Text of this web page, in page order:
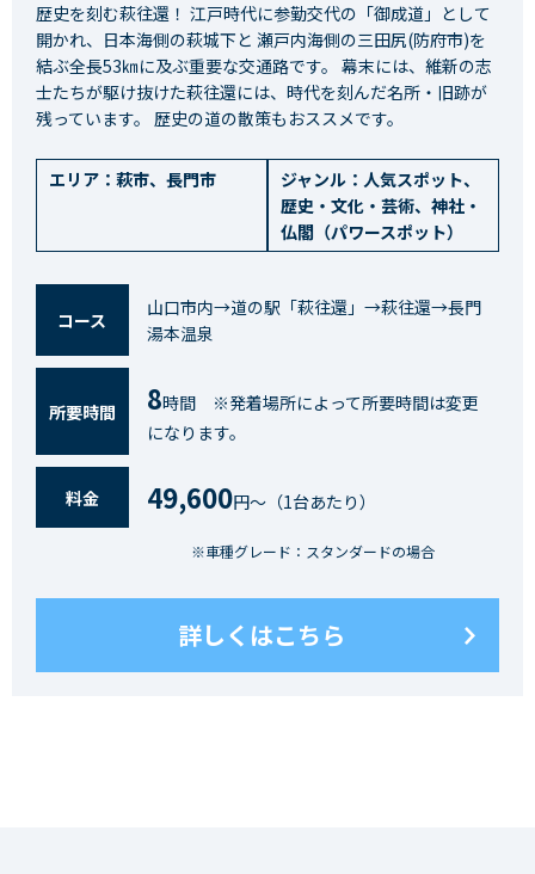
歴史を刻む萩往還！ 江戸時代に参勤交代の「御成道」として
開かれ、日本海側の萩城下と 瀬戸内海側の三田尻(防府市)を
結ぶ全長53㎞に及ぶ重要な交通路です。 幕末には、維新の志
士たちが駆け抜けた萩往還には、時代を刻んだ名所・旧跡が
残っています。 歴史の道の散策もおススメです。
エリア： 萩市、 長門市 ジャンル： 人気スポット、
歴史・文化・芸術、 神社・
仏閣（パワースポット）
コース
山口市内→道の駅「萩往還」→萩往還→長門
湯本温泉
所要時間 8時間 ※発着場所によって所要時間は変更
になります。
料⾦ 49,600円〜（1台あたり）
※車種グレード：スタンダードの場合
詳しくはこちら